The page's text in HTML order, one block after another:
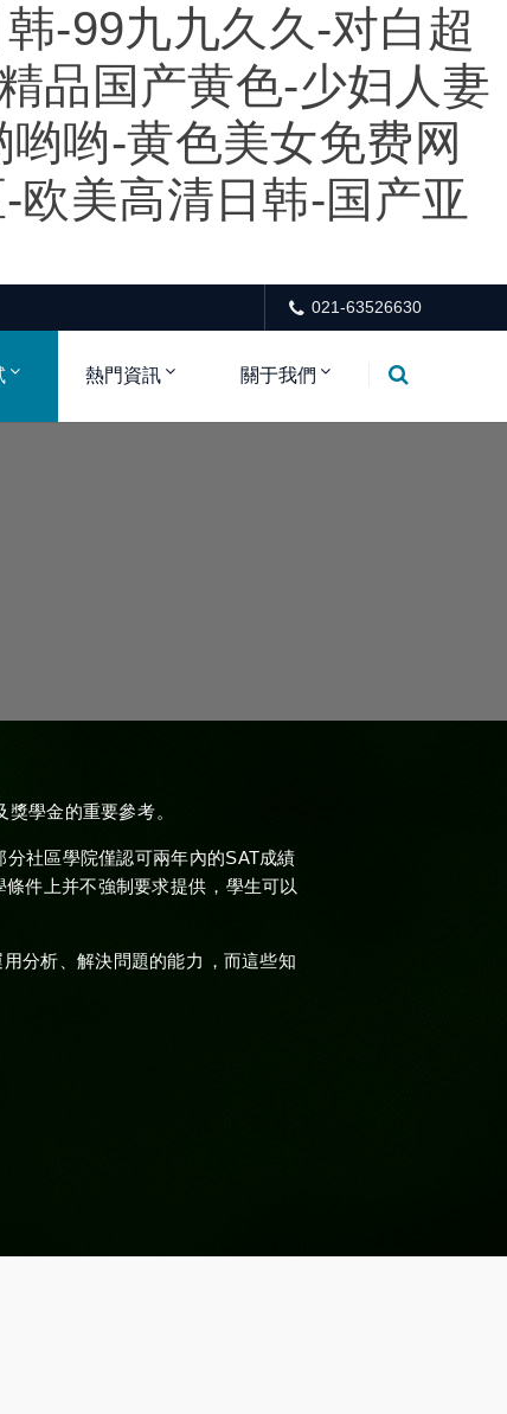
-99九九久久-对白超
品国产黄色-少妇人妻
哟-黄色美女免费网
美高清日韩-国产亚
021-63526630
熱門資訊 關于我們
金的重要參考。
分社區學院僅認可兩年內的SAT成績
件上并不強制要求提供，學生可以
析、解決問題的能力，而這些知